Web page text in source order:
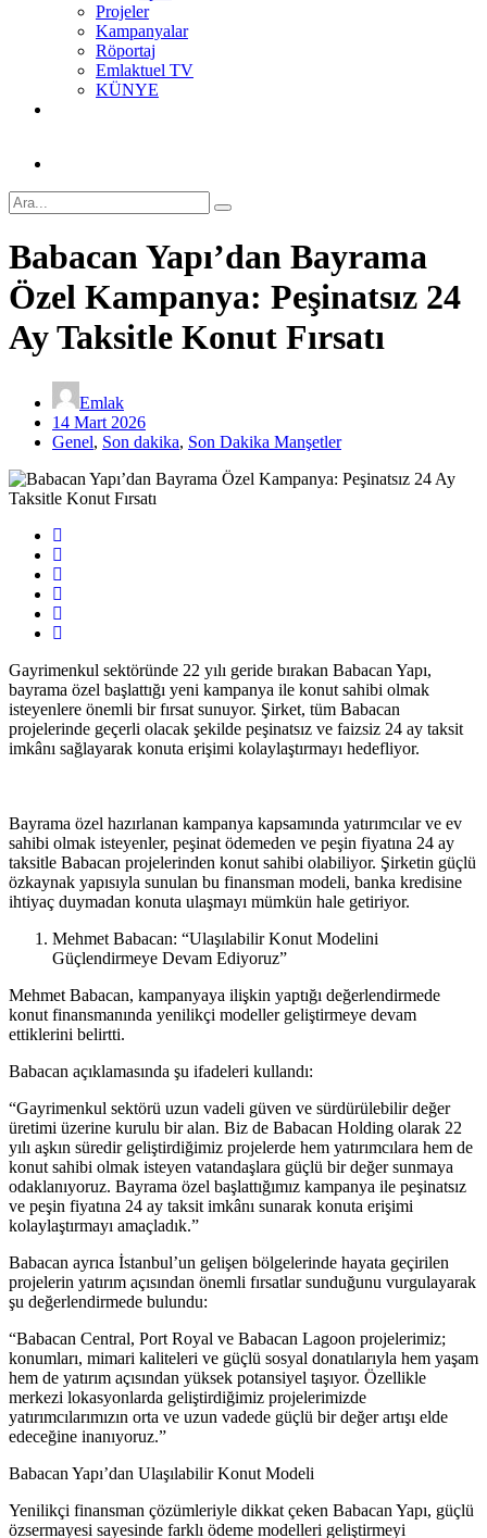
Projeler
Kampanyalar
Röportaj
Emlaktuel TV
KÜNYE
Babacan Yapı’dan Bayrama
Özel Kampanya: Peşinatsız 24
Ay Taksitle Konut Fırsatı
Emlak
14 Mart 2026
Genel, Son dakika, Son Dakika Manşetler
Gayrimenkul sektöründe 22 yılı geride bırakan Babacan Yapı,
bayrama özel başlattığı yeni kampanya ile konut sahibi olmak
isteyenlere önemli bir fırsat sunuyor. Şirket, tüm Babacan
projelerinde geçerli olacak şekilde peşinatsız ve faizsiz 24 ay taksit
imkânı sağlayarak konuta erişimi kolaylaştırmayı hedefliyor.
Bayrama özel hazırlanan kampanya kapsamında yatırımcılar ve ev
sahibi olmak isteyenler, peşinat ödemeden ve peşin fiyatına 24 ay
taksitle Babacan projelerinden konut sahibi olabiliyor. Şirketin güçlü
özkaynak yapısıyla sunulan bu finansman modeli, banka kredisine
ihtiyaç duymadan konuta ulaşmayı mümkün hale getiriyor.
Mehmet Babacan: “Ulaşılabilir Konut Modelini
Güçlendirmeye Devam Ediyoruz”
Mehmet Babacan, kampanyaya ilişkin yaptığı değerlendirmede
konut finansmanında yenilikçi modeller geliştirmeye devam
ettiklerini belirtti.
Babacan açıklamasında şu ifadeleri kullandı:
“Gayrimenkul sektörü uzun vadeli güven ve sürdürülebilir değer
üretimi üzerine kurulu bir alan. Biz de Babacan Holding olarak 22
yılı aşkın süredir geliştirdiğimiz projelerde hem yatırımcılara hem de
konut sahibi olmak isteyen vatandaşlara güçlü bir değer sunmaya
odaklanıyoruz. Bayrama özel başlattığımız kampanya ile peşinatsız
ve peşin fiyatına 24 ay taksit imkânı sunarak konuta erişimi
kolaylaştırmayı amaçladık.”
Babacan ayrıca İstanbul’un gelişen bölgelerinde hayata geçirilen
projelerin yatırım açısından önemli fırsatlar sunduğunu vurgulayarak
şu değerlendirmede bulundu:
“Babacan Central, Port Royal ve Babacan Lagoon projelerimiz;
konumları, mimari kaliteleri ve güçlü sosyal donatılarıyla hem yaşam
hem de yatırım açısından yüksek potansiyel taşıyor. Özellikle
merkezi lokasyonlarda geliştirdiğimiz projelerimizde
yatırımcılarımızın orta ve uzun vadede güçlü bir değer artışı elde
edeceğine inanıyoruz.”
Babacan Yapı’dan Ulaşılabilir Konut Modeli
Yenilikçi finansman çözümleriyle dikkat çeken Babacan Yapı, güçlü
özsermayesi sayesinde farklı ödeme modelleri geliştirmeyi